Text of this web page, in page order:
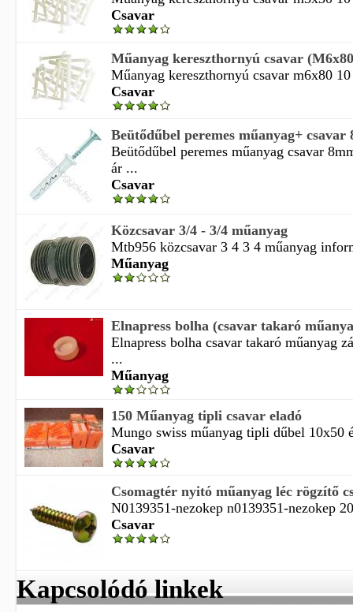
Csavar
Műanyag kereszthornyú csavar
Műanyag kereszthornyú csavar m6x80
Csavar
Beütődűbel peremes műanyag+ csavar
Beütődűbel peremes műanyag csavar
ár ...
Csavar
Közcsavar 3/4 - 3/4 műanyag
Mtb956 közcsavar 3 4 3 4 műanyag
Műanyag
Elnapress bolha (csavar takaró
Elnapress bolha csavar takaró műanyag
...
Műanyag
150 Műanyag tipli csavar eladó
Mungo swiss műanyag tipli dűbel 10x50
Csavar
Csomagtér nyitó műanyag léc rögzítő
N0139351-nezokep n0139351-nezokep
Csavar
Kapcsolódó linkek